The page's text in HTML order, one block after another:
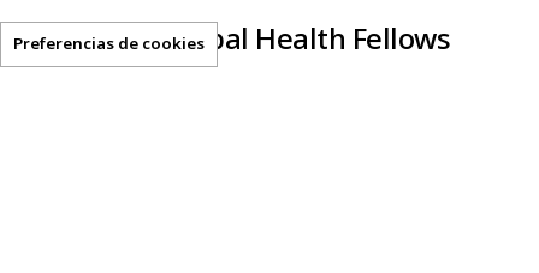
Programa Global Health Fellows
Preferencias de cookies